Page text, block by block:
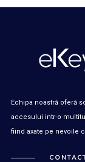
Echipa noastră oferă
accesului intr-o
fiind axate pe nevoile